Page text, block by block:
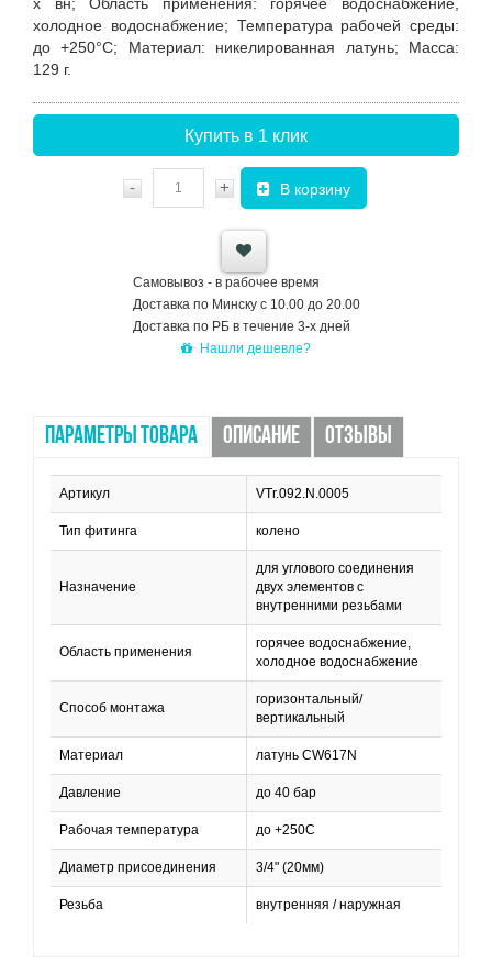
холодное водоснабжение; Температура рабочей среды:
до +250°С; Материал: никелированная латунь; Масса:
129 г.
Купить в 1 клик
- + В корзину
Самовывоз - в рабочее время
Доставка по Минску с 10.00 до 20.00
Доставка по РБ в течение 3-х дней
Нашли дешевле?
ПАРАМЕТРЫ ТОВАРА ОПИСАНИЕ ОТЗЫВЫ
Артикул VTr.092.N.0005
Тип фитинга колено
Назначение
для углового соединения
двух элементов с
внутренними резьбами
Область применения
горячее водоснабжение,
холодное водоснабжение
Способ монтажа
горизонтальный/
вертикальный
Материал латунь СW617N
Давление до 40 бар
Рабочая температура до +250C
Диаметр присоединения 3/4" (20мм)
Резьба внутренняя / наружная